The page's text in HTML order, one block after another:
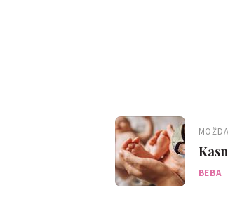
BEBA